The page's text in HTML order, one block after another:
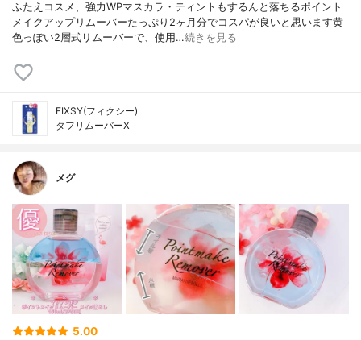
ふたえコスメ、強力WPマスカラ・ティントもするんと落ちるポイント
メイクアップリムーバーたっぷり2ヶ月分でコスパが良いと思います黄
色っぽい2層式リムーバーで、使用…続きを見る
FIXSY(フィクシー)
タフリムーバーX
メグ
5.00